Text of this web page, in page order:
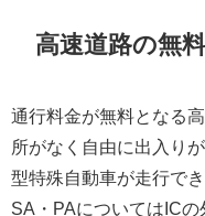
高速道路の無
通行料金が無料となる
所がなく自由に出入り
型特殊自動車が走行で
SA・PAについてはIC